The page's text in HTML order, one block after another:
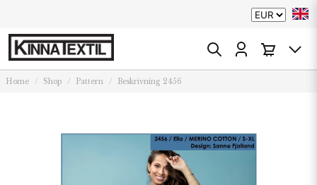
Home Shop Pattern Beskrivning 2456